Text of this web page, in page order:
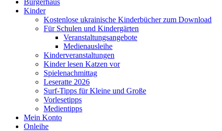
Bürgerhaus
Kinder
Kostenlose ukrainische Kinderbücher zum Download
Für Schulen und Kindergärten
Veranstaltungsangebote
Medienausleihe
Kinderveranstaltungen
Kinder lesen Katzen vor
Spielenachmittag
Leseratte 2026
Surf-Tipps für Kleine und Große
Vorlesetipps
Medientipps
Mein Konto
Onleihe